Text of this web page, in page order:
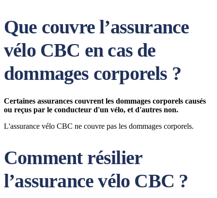
Que couvre l’assurance
vélo CBC en cas de
dommages corporels ?
Certaines assurances couvrent les dommages corporels causés
ou reçus par le conducteur d'un vélo, et d'autres non.
L'assurance vélo CBC ne couvre pas les dommages corporels.
Comment résilier
l’assurance vélo CBC ?